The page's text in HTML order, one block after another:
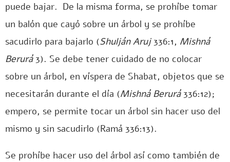
puede bajar. De la misma forma, se prohíbe tomar
un balón que cayó sobre un árbol y se prohíbe
sacudirlo para bajarlo (Shulján Aruj336:1, Mishná
Berurá3). Se debe tener cuidado de no colocar
sobre un árbol, en víspera de Shabat, objetos que se
necesitarán durante el día (Mishná Berurá336:12);
empero, se permite tocar un árbol sin hacer uso del
mismo y sin sacudirlo (Ramá 336:13).
Se prohíbe hacer uso del árbol así como también de